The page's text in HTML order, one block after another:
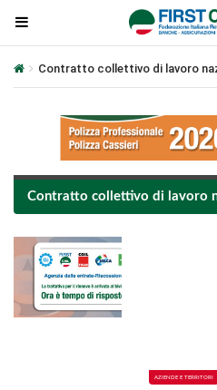
Contratto collettivo di lavoro
Contratto collettivo di lavoro
AZIENDE E TERRITORI